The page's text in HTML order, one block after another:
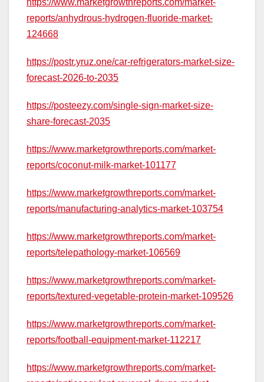
https://www.marketgrowthreports.com/market-
reports/anhydrous-hydrogen-fluoride-market-
124668
https://postr.yruz.one/car-refrigerators-market-size-
forecast-2026-to-2035
https://posteezy.com/single-sign-market-size-
share-forecast-2035
https://www.marketgrowthreports.com/market-
reports/coconut-milk-market-101177
https://www.marketgrowthreports.com/market-
reports/manufacturing-analytics-market-103754
https://www.marketgrowthreports.com/market-
reports/telepathology-market-106569
https://www.marketgrowthreports.com/market-
reports/textured-vegetable-protein-market-109526
https://www.marketgrowthreports.com/market-
reports/football-equipment-market-112217
https://www.marketgrowthreports.com/market-